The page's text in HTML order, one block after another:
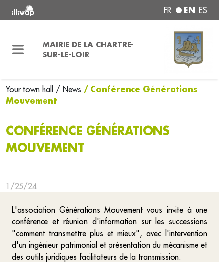
FR EN ES
MAIRIE DE LA CHARTRE-
SUR-LE-LOIR
Your town hall / News / Conférence Générations
Mouvement
CONFÉRENCE GÉNÉRATIONS
MOUVEMENT
1/25/24
L'association Générations Mouvement vous invite à une
conférence et réunion d'information sur les successions
"comment transmettre plus et mieux", avec l'intervention
d'un ingénieur patrimonial et présentation du mécanisme et
des outils juridiques facilitateurs de la transmission.